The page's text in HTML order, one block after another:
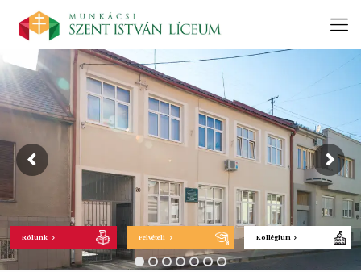
Rólunk Felvételi Kollégium